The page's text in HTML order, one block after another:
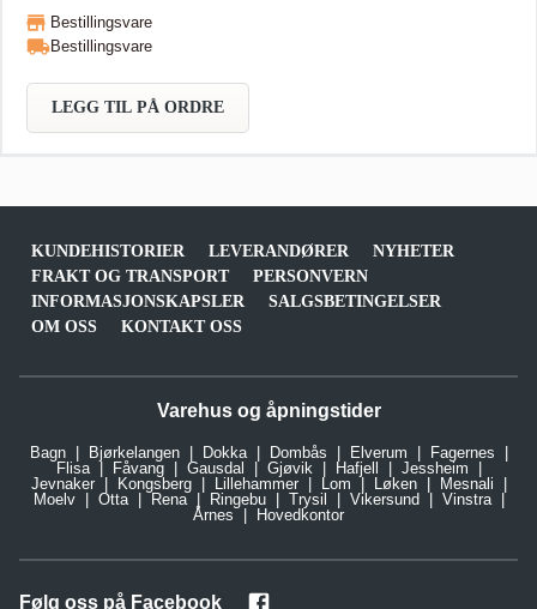
begrenser seg som regel til billige materialer som forskalingsbord,
grov kledning og liknende.
Bestillingsvare
Bestillingsvare
LEGG TIL PÅ ORDRE
KUNDEHISTORIER LEVERANDØRER
NYHETER
FRAKT OG TRANSPORT
PERSONVERN
INFORMASJONSKAPSLER
SALGSBETINGELSER
OM OSS
KONTAKT OSS
Varehus og åpningstider
Bagn Bjørkelangen Dokka Dombås Elverum
Fagernes
Flisa
Fåvang Gausdal Gjøvik Hafjell
Jessheim
Jevnaker
Kongsberg Lillehammer Lom Løken
Mesnali
Moelv
Otta Rena Ringebu Trysil Vikersund
Vinstra
Årnes
Hovedkontor
Følg oss på Facebook